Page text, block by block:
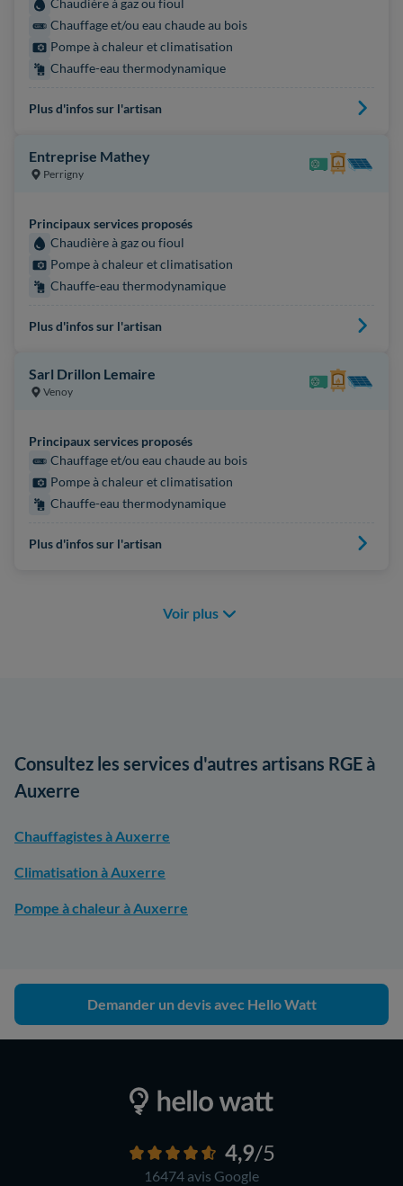
Chaudière à gaz ou fioul
Chauffage et/ou eau chaude au bois
Pompe à chaleur et climatisation
Chauffe-eau thermodynamique
Plus d'infos sur l'artisan
Entreprise Mathey
Perrigny
Principaux services proposés
Chaudière à gaz ou fioul
Pompe à chaleur et climatisation
Chauffe-eau thermodynamique
Plus d'infos sur l'artisan
Sarl Drillon Lemaire
Venoy
Principaux services proposés
Chauffage et/ou eau chaude au bois
Pompe à chaleur et climatisation
Chauffe-eau thermodynamique
Plus d'infos sur l'artisan
Voir plus
Consultez les services d'autres artisans RGE à
Auxerre
Chauffagistes à Auxerre
Climatisation à Auxerre
Pompe à chaleur à Auxerre
Demander un devis avec Hello Watt
4,9/5
16474 avis Google